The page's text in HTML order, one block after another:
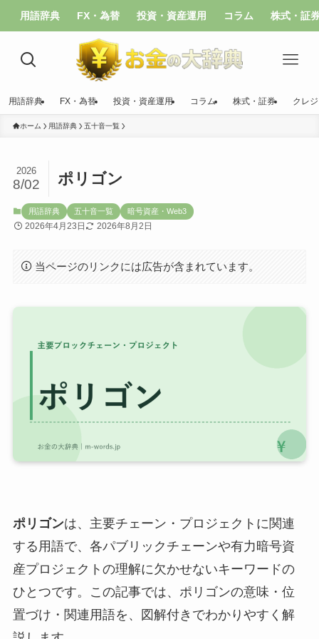
用語辞典 FX・為替 投資・資産運用 コラム 株式・証
用語辞典 FX・為替 投資・資産運用 コラム 株式・証券 クレ
ホーム 用語辞典 五十音一覧
ポリゴン
2026
8/02
用語辞典 五十音一覧 暗号資産・Web3
2026年4月23日 2026年8月2日
当ページのリンクには広告が含まれています。
ポリゴンは、主要チェーン・プロジェクトに関連
する用語で、各パブリックチェーンや有力暗号資
産プロジェクトの理解に欠かせないキーワードの
ひとつです。この記事では、ポリゴンの意味・位
置づけ・関連用語を、図解付きでわかりやすく解